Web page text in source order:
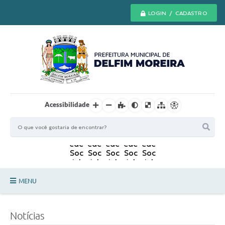
LOGIN / CADASTRO
Acessibilidade
MENU
Notícias